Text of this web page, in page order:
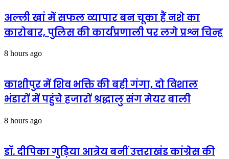
रिश्तेदारो
पर
एफ.आई.आर.
ने
गिनाई
प्राथमिकताएं
अल्ली खां में सफल व्यापार बन चूका हैं नशे का
कारोबार, पुलिस की कार्यप्रणाली पर लगे प्रश्न चिन्ह
8 hours ago
काशीपुर में शिव भक्ति की बही गंगा, दो विशाल
भंडारों में पहुंचे हजारों श्रद्धालु संग मेयर बाली
8 hours ago
डॉ. दीपिका गुड़िया आत्रेय बनीं उत्तराखंड कांग्रेस की